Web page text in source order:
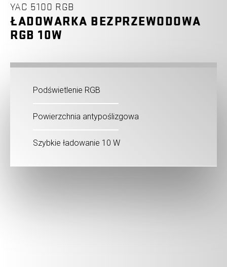
YAC 5100 RGB
ŁADOWARKA BEZPRZEWODOWA
RGB 10W
Podświetlenie RGB
Powierzchnia antypoślizgowa
Szybkie ładowanie 10 W